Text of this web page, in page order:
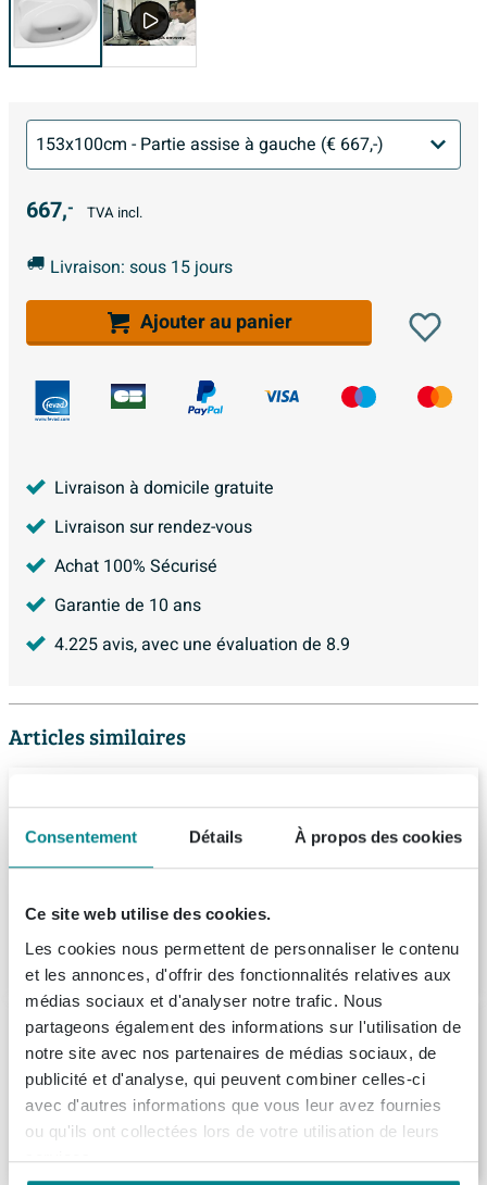
Consentement Détails À propos des cookies
Ce site web utilise des cookies.
Les cookies nous permettent de personnaliser le contenu
et les annonces, d'offrir des fonctionnalités relatives aux
médias sociaux et d'analyser notre trafic. Nous
partageons également des informations sur l'utilisation de
notre site avec nos partenaires de médias sociaux, de
publicité et d'analyse, qui peuvent combiner celles-ci
avec d'autres informations que vous leur avez fournies
ou qu'ils ont collectées lors de votre utilisation de leurs
services.
667,- TVA incl.
Livraison: sous 15 jours
Ajouter au panier
Livraison à domicile gratuite
Livraison sur rendez-vous
Achat 100% Sécurisé
Garantie de 10 ans
4.225avis, avec une évaluation de 8.9
Articles similaires
profondeur avec pieds blanc
(2)
743,99
Riho Miami baignoire 160x70cm
rectangulaire blanc
Livraison: 1 - 2 semaines
426,-